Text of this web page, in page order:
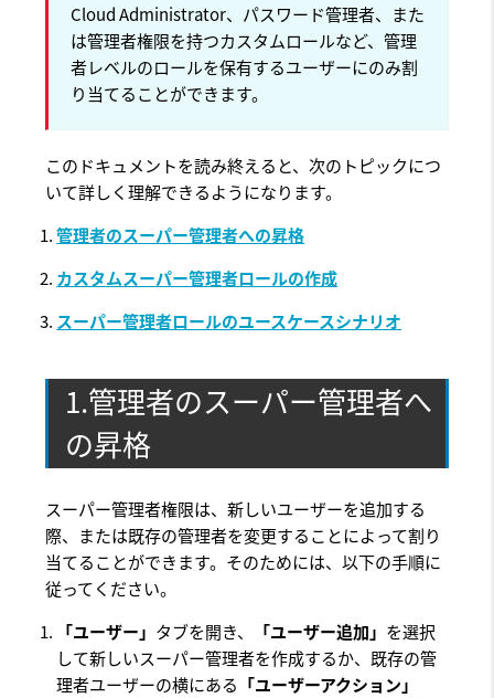
Cloud Administrator、パスワード管理者、また
は管理者権限を持つカスタムロールなど、管理
者レベルのロールを保有するユーザーにのみ割
り当てることができます。
このドキュメントを読み終えると、次のトピックにつ
いて詳しく理解できるようになります。
管理者のスーパー管理者への昇格
カスタムスーパー管理者ロールの作成
スーパー管理者ロールのユースケースシナリオ
1.管理者のスーパー管理者へ
の昇格
スーパー管理者権限は、新しいユーザーを追加する
際、または既存の管理者を変更することによって割り
当てることができます。そのためには、以下の手順に
従ってください。
「ユーザー」 タブを開き、 「ユーザー追加」 を選択
して新しいスーパー管理者を作成するか、既存の管
理者ユーザーの横にある 「ユーザーアクション」